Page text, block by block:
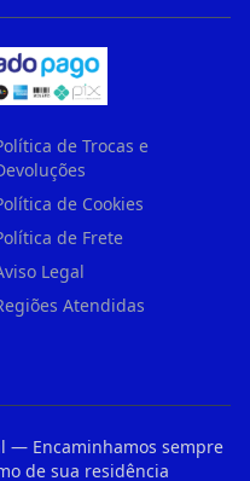
de Trocas e
de Cookies
de Frete
Legal
Atendidas
— Encaminhamos sempre
de sua residência